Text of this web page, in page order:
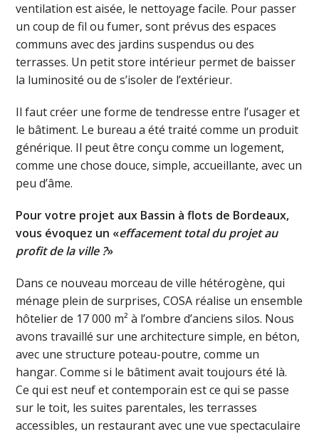
ventilation est aisée, le nettoyage facile. Pour passer
un coup de fil ou fumer, sont prévus des espaces
communs avec des jardins suspendus ou des
terrasses. Un petit store intérieur permet de baisser
la luminosité ou de s’isoler de l’extérieur.
Il faut créer une forme de tendresse entre l’usager et
le bâtiment. Le bureau a été traité comme un produit
générique. Il peut être conçu comme un logement,
comme une chose douce, simple, accueillante, avec un
peu d’âme.
Pour votre projet aux Bassin à flots de Bordeaux,
vous évoquez un «effacement total du projet au
profit de la ville ?»
Dans ce nouveau morceau de ville hétérogène, qui
ménage plein de surprises, COSA réalise un ensemble
hôtelier de 17 000 m² à l’ombre d’anciens silos. Nous
avons travaillé sur une architecture simple, en béton,
avec une structure poteau-poutre, comme un
hangar. Comme si le bâtiment avait toujours été là.
Ce qui est neuf et contemporain est ce qui se passe
sur le toit, les suites parentales, les terrasses
accessibles, un restaurant avec une vue spectaculaire